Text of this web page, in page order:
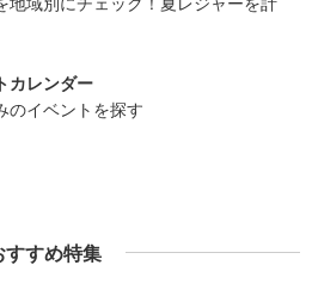
カレンダー
のイベントを探す
すすめ特集